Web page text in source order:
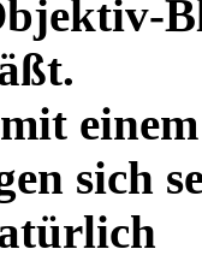
sich